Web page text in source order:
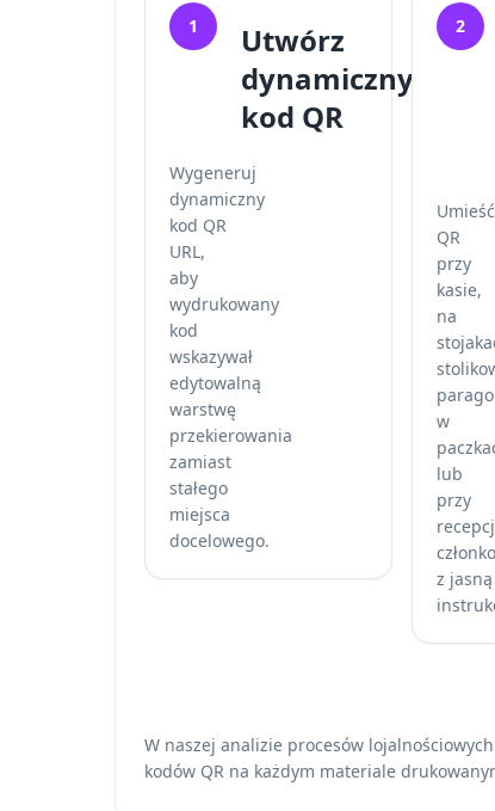
1
Utwórz
dynamiczny
kod QR
Wygeneruj
dynamiczny
kod QR
URL,
aby
wydrukowany
kod
wskazywał
edytowalną
warstwę
przekierowania
zamiast
stałego
miejsca
docelowego.
2
Umieść
QR
przy
kasie,
na
w
lub
przy
z jasną
W naszej analizie procesów
kodów QR na każdym materiale